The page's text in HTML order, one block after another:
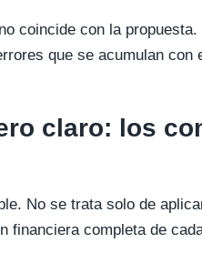
coincide con la propuesta.
que se acumulan con
claro: los
No se trata solo de
financiera completa de